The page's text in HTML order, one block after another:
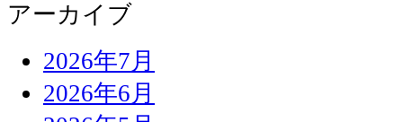
アーカイブ
2026年7月
2026年6月